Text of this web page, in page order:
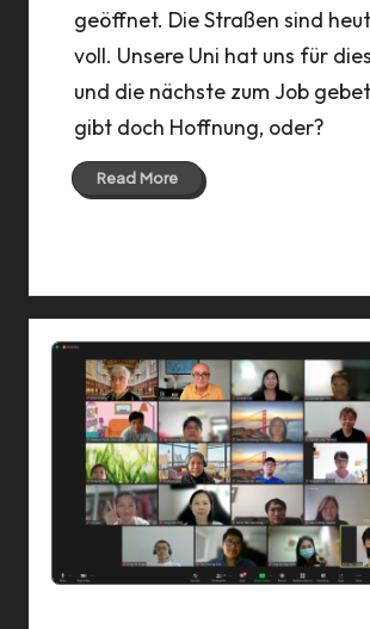
geöffnet. Die Straßen sind
voll. Unsere Uni hat uns für
und die nächste zum Job
gibt doch Hoffnung, oder?
Read More